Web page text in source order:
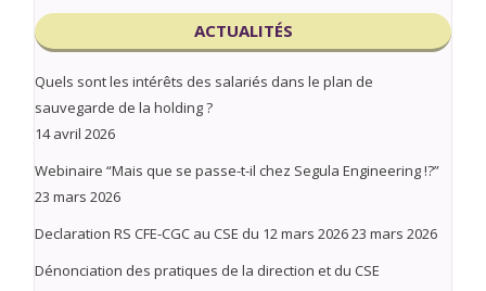
ACTUALITÉS
Quels sont les intérêts des salariés dans le plan de
sauvegarde de la holding ?
14 avril 2026
Webinaire “Mais que se passe-t-il chez Segula Engineering !?”
23 mars 2026
Declaration RS CFE-CGC au CSE du 12 mars 202623 mars 2026
Dénonciation des pratiques de la direction et du CSE